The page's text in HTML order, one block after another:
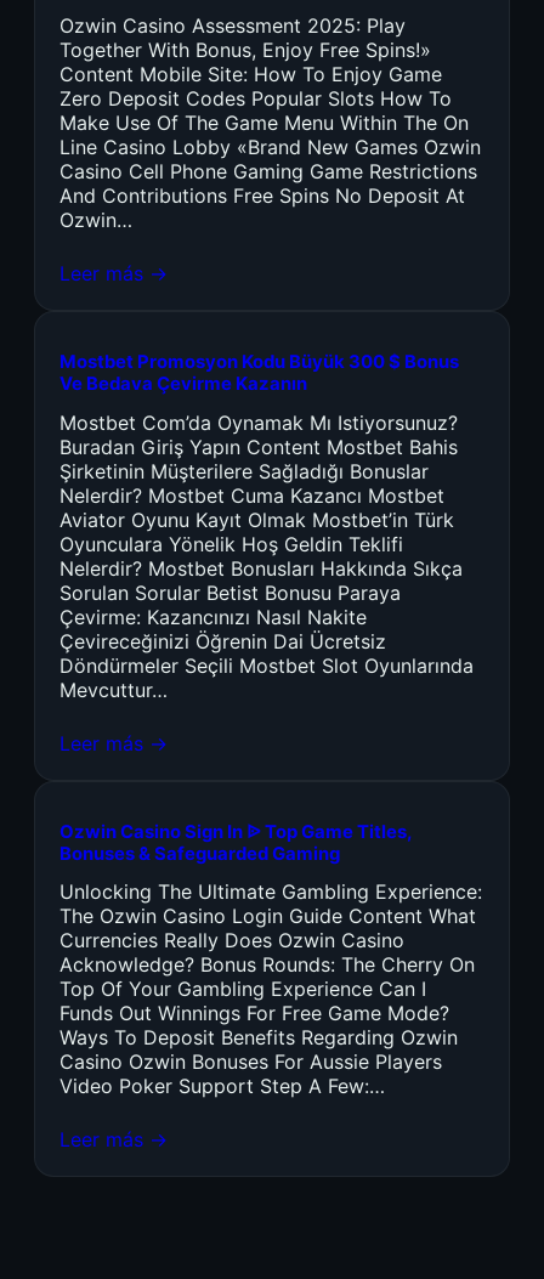
Ozwin Casino Assessment 2025: Play
Together With Bonus, Enjoy Free Spins!»
Content Mobile Site: How To Enjoy Game
Zero Deposit Codes Popular Slots How To
Make Use Of The Game Menu Within The On
Line Casino Lobby «Brand New Games Ozwin
Casino Cell Phone Gaming Game Restrictions
And Contributions Free Spins No Deposit At
Ozwin…
Leer más →
Mostbet Promosyon Kodu Büyük 300 $ Bonus
Ve Bedava Çevirme Kazanın
Mostbet Com’da Oynamak Mı Istiyorsunuz?
Buradan Giriş Yapın Content Mostbet Bahis
Şirketinin Müşterilere Sağladığı Bonuslar
Nelerdir? Mostbet Cuma Kazancı Mostbet
Aviator Oyunu Kayıt Olmak Mostbet’in Türk
Oyunculara Yönelik Hoş Geldin Teklifi
Nelerdir? Mostbet Bonusları Hakkında Sıkça
Sorulan Sorular Betist Bonusu Paraya
Çevirme: Kazancınızı Nasıl Nakite
Çevireceğinizi Öğrenin Dai Ücretsiz
Döndürmeler Seçili Mostbet Slot Oyunlarında
Mevcuttur…
Leer más →
Ozwin Casino Sign In ᐉ Top Game Titles,
Bonuses & Safeguarded Gaming
Unlocking The Ultimate Gambling Experience:
The Ozwin Casino Login Guide Content What
Currencies Really Does Ozwin Casino
Acknowledge? Bonus Rounds: The Cherry On
Top Of Your Gambling Experience Can I
Funds Out Winnings For Free Game Mode?
Ways To Deposit Benefits Regarding Ozwin
Casino Ozwin Bonuses For Aussie Players
Video Poker Support Step A Few:…
Leer más →